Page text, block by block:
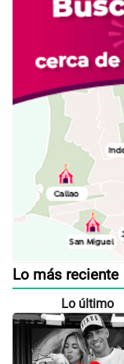
Lo más reciente
Lo último